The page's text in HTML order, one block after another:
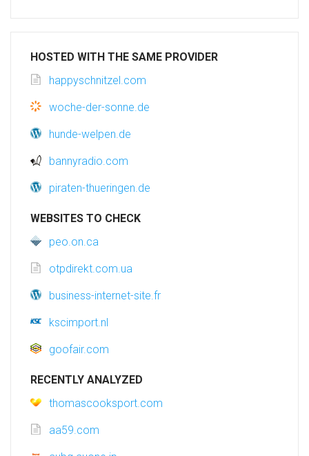
HOSTED WITH THE SAME PROVIDER
happyschnitzel.com
woche-der-sonne.de
hunde-welpen.de
bannyradio.com
piraten-thueringen.de
WEBSITES TO CHECK
peo.on.ca
otpdirekt.com.ua
business-internet-site.fr
kscimport.nl
goofair.com
RECENTLY ANALYZED
thomascooksport.com
aa59.com